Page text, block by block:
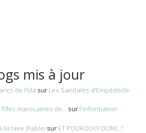
mis à jour
de l’Ida sur Les Sandales d'Empédocle
marocaines de... sur l'information
la taxe (Fable) sur ET POURQUOI DONC ?